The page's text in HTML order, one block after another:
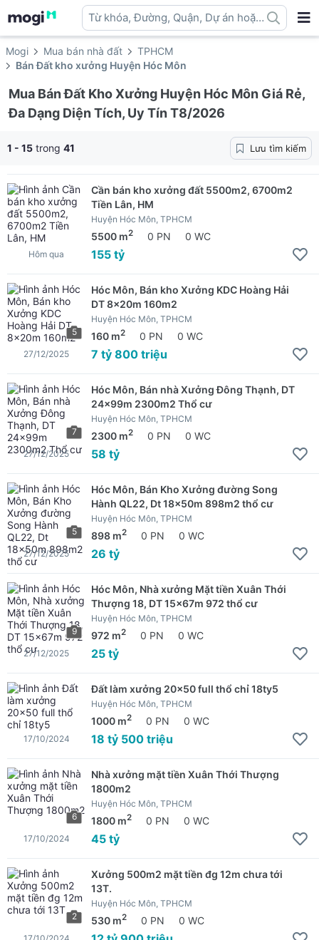
Từ khóa, Đường, Quận, Dự án hoặc
địa danh ...
Mogi Mua bán nhà đất
TPHCM
Bán Đất kho xưởng Huyện Hóc Môn
Mua Bán Đất Kho Xưởng Huyện Hóc Môn Giá Rẻ,
Đa Dạng Diện Tích, Uy Tín T8/2026
1 - 15 trong 41 Lưu tìm kiếm
Cần bán kho xưởng đất 5500m2, 6700m2
Tiền Lân, HM
Huyện Hóc Môn, TPHCM
5500 m2 0 PN 0 WC
155 tỷ
Hôm qua
5
Hóc Môn, Bán kho Xưởng KDC Hoàng Hải
DT 8x20m 160m2
Huyện Hóc Môn, TPHCM
160 m2 0 PN 0 WC
7 tỷ 800 triệu
27/12/2025
7
Hóc Môn, Bán nhà Xưởng Đông Thạnh, DT
24x99m 2300m2 Thổ cư
Huyện Hóc Môn, TPHCM
2300 m2 0 PN 0 WC
58 tỷ
27/12/2025
5
Hóc Môn, Bán Kho Xưởng đường Song
Hành QL22, Dt 18x50m 898m2 thổ cư
Huyện Hóc Môn, TPHCM
898 m2 0 PN 0 WC
26 tỷ
27/12/2025
9
Hóc Môn, Nhà xưởng Mặt tiền Xuân Thới
Thượng 18, DT 15x67m 972 thổ cư
Huyện Hóc Môn, TPHCM
972 m2 0 PN 0 WC
25 tỷ
27/12/2025
Đất làm xưởng 20x50 full thổ chỉ 18ty5
Huyện Hóc Môn, TPHCM
1000 m2 0 PN 0 WC
18 tỷ 500 triệu
17/10/2024
6
Nhà xưởng mặt tiền Xuân Thới Thượng
1800m2
Huyện Hóc Môn, TPHCM
1800 m2 0 PN 0 WC
45 tỷ
17/10/2024
2
Xưởng 500m2 mặt tiền đg 12m chưa tới
13T.
Huyện Hóc Môn, TPHCM
530 m2 0 PN 0 WC